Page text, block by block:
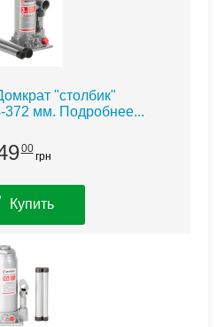
"столбик"
372 мм. Подробнее...
00
грн
Купить